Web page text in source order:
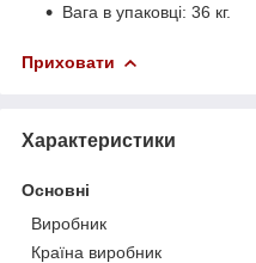
Вага в упаковці: 36 кг.
Приховати
Характеристики
Основні
Виробник
Країна виробник